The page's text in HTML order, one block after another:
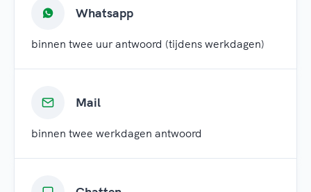
Whatsapp
binnen twee uur antwoord (tijdens werkdagen)
Mail
binnen twee werkdagen antwoord